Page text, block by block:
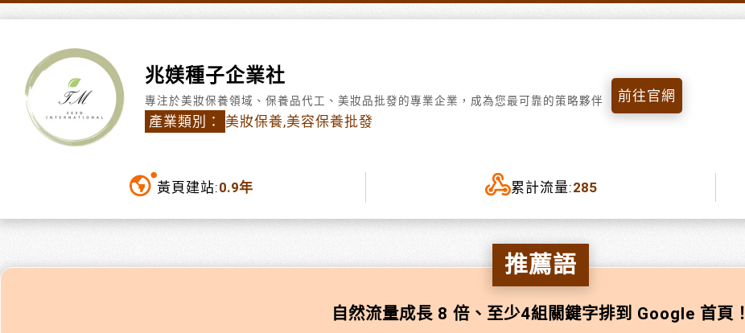
兆媄種子企業社
專注於美妝保養領域、保養品代工、美妝品批發的專業企業，成為您最可靠的策略夥伴
產業類別： 美妝保養,美容保養批發
前往官網
黃頁建站:0.9年 累計流量:285
推薦語
自然流量成長 8 倍、至少4組關鍵字排到 Google 首頁！